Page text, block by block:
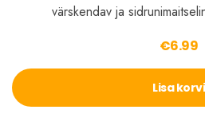
värskendav ja
€6.99
Lisa korvi